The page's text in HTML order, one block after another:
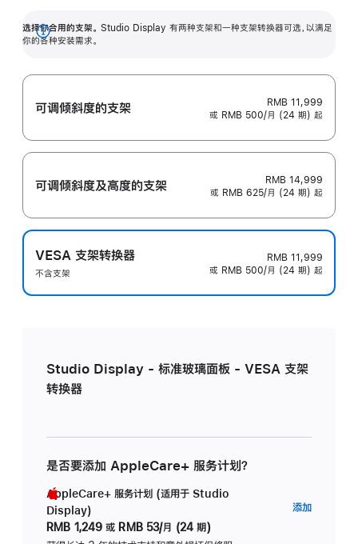
选择你合用的支架。 Studio Display 有两种支架和一种支架转换器可选，以满足
你的各种安装需求。
展
可调倾斜度的支架
RMB 11,999
或 RMB 500/月 (24 期) 起
可调倾斜度及高‍度的支‍架
RMB 14,999
或 RMB 625/月 (24 期) 起
VESA 支架转换器
不含支架
RMB 11,999
或 RMB 500/月 (24 期) 起
Studio Display - 标准玻璃面板 - VESA 支架
转换器
是否要添加 AppleCare+ 服务计划？
AppleCare+ 服务计划 (适用于 Studio
Display)
RMB 1,249 或 RMB 53/月 (24 期)
添加